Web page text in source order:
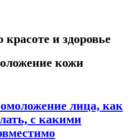
и здоровье
кожи
лица, как
с какими